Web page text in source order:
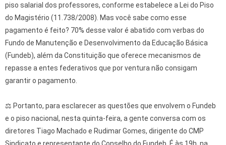
piso salarial dos professores, conforme estabelece a Lei do Piso
do Magistério (11.738/2008). Mas você sabe como esse
pagamento é feito? 70% desse valor é abatido com verbas do
Fundo de Manutenção e Desenvolvimento da Educação Básica
(Fundeb), além da Constituição que oferece mecanismos de
repasse a entes federativos que por ventura não consigam
garantir o pagamento.
⚖️ Portanto, para esclarecer as questões que envolvem o Fundeb
e o piso nacional, nesta quinta-feira, a gente conversa com os
diretores Tiago Machado e Rudimar Gomes, dirigente do CMP
Sindicato e representante do Conselho do Fundeb. É às 19h, na